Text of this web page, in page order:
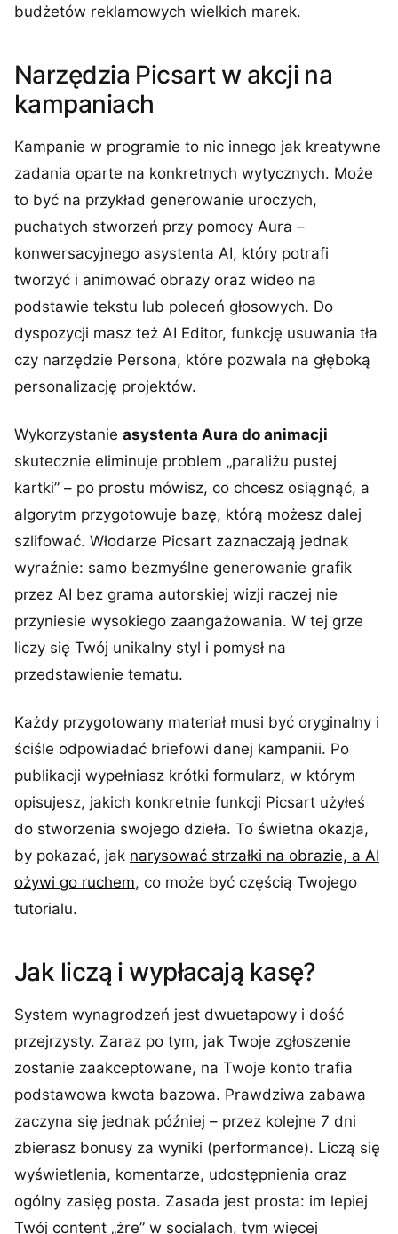
budżetów reklamowych wielkich marek.
Narzędzia Picsart w akcji na
kampaniach
Kampanie w programie to nic innego jak kreatywne
zadania oparte na konkretnych wytycznych. Może
to być na przykład generowanie uroczych,
puchatych stworzeń przy pomocy Aura –
konwersacyjnego asystenta AI, który potrafi
tworzyć i animować obrazy oraz wideo na
podstawie tekstu lub poleceń głosowych. Do
dyspozycji masz też AI Editor, funkcję usuwania tła
czy narzędzie Persona, które pozwala na głęboką
personalizację projektów.
Wykorzystanie asystenta Aura do animacji
skutecznie eliminuje problem „paraliżu pustej
kartki” – po prostu mówisz, co chcesz osiągnąć, a
algorytm przygotowuje bazę, którą możesz dalej
szlifować. Włodarze Picsart zaznaczają jednak
wyraźnie: samo bezmyślne generowanie grafik
przez AI bez grama autorskiej wizji raczej nie
przyniesie wysokiego zaangażowania. W tej grze
liczy się Twój unikalny styl i pomysł na
przedstawienie tematu.
Każdy przygotowany materiał musi być oryginalny i
ściśle odpowiadać briefowi danej kampanii. Po
publikacji wypełniasz krótki formularz, w którym
opisujesz, jakich konkretnie funkcji Picsart użyłeś
do stworzenia swojego dzieła. To świetna okazja,
by pokazać, jak narysować strzałki na obrazie, a AI
ożywi go ruchem, co może być częścią Twojego
tutorialu.
Jak liczą i wypłacają kasę?
System wynagrodzeń jest dwuetapowy i dość
przejrzysty. Zaraz po tym, jak Twoje zgłoszenie
zostanie zaakceptowane, na Twoje konto trafia
podstawowa kwota bazowa. Prawdziwa zabawa
zaczyna się jednak później – przez kolejne 7 dni
zbierasz bonusy za wyniki (performance). Liczą się
wyświetlenia, komentarze, udostępnienia oraz
ogólny zasięg posta. Zasada jest prosta: im lepiej
Twój content „żre” w socialach, tym więcej